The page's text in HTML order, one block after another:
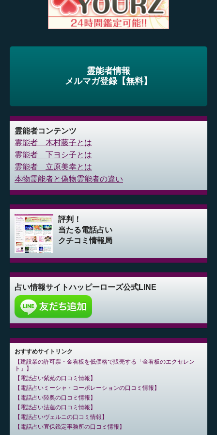
霊能者情報
メルマガ登録【無料】
霊能者コンテンツ
霊能者 木村藤子とは
霊能者 下ヨシ子とは
霊能者 立原美幸とは
本物霊能者と偽物霊能者の違い
評判！
当たる電話占い
クチコミ情報局
占い情報サイトハッピーローズ公式LINE
おすすめサイトリンク
建設業の許可票・金看板を低価格で販売する「金看板のエクセレン
ト」
電話占い紫苑の口コミ情報
電話占いミーシャ・コーポレーションの口コミ情報
電話占い陸奥の口コミ情報
電話占い法蓮の口コミ情報
電話占いヴェルニの口コミ情報
電話占い宜保鑑定事務所の口コミ情報